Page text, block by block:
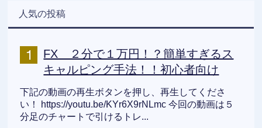
人気の投稿
FX ２分で１万円！？簡単すぎるス
キャルピング手法！！初心者向け
下記の動画の再生ボタンを押し、再生してくださ
い！ https://youtu.be/KYr6X9rNLmc 今回の動画は５
分足のチャートで引けるトレ...